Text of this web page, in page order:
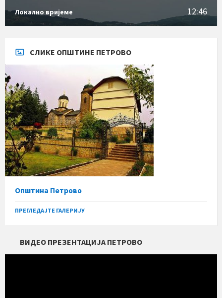
Локално вријеме 12:46
СЛИКЕ ОПШТИНЕ ПЕТРОВО
Општина Петрово
ПРЕГЛЕДАЈТЕ ГАЛЕРИЈУ
ВИДЕО ПРЕЗЕНТАЦИЈА ПЕТРОВО